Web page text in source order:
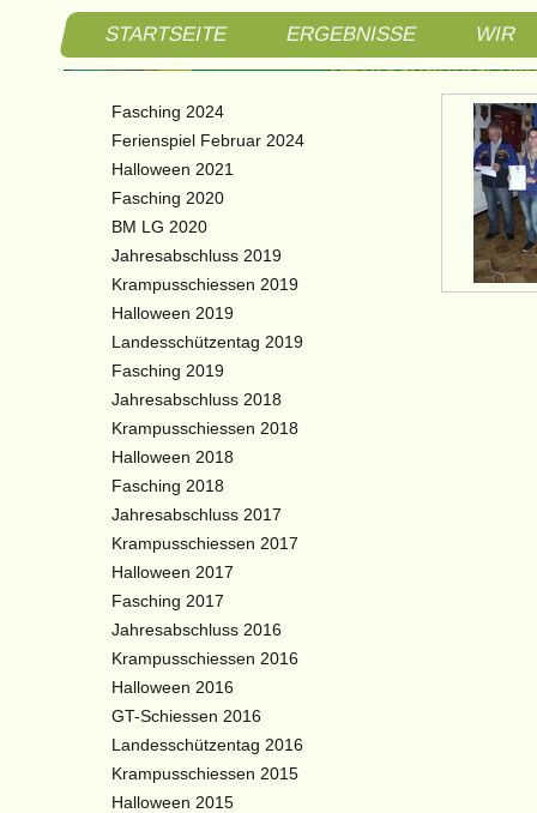
STARTSEITE ERGEBNISSE WIR
3.
Fasching 2024
Ferienspiel Februar 2024
Halloween 2021
Fasching 2020
BM LG 2020
Jahresabschluss 2019
Krampusschiessen 2019
Halloween 2019
Landesschützentag 2019
Fasching 2019
Jahresabschluss 2018
Krampusschiessen 2018
Halloween 2018
Fasching 2018
Jahresabschluss 2017
Krampusschiessen 2017
Halloween 2017
Fasching 2017
Jahresabschluss 2016
Krampusschiessen 2016
Halloween 2016
GT-Schiessen 2016
Landesschützentag 2016
Krampusschiessen 2015
Halloween 2015